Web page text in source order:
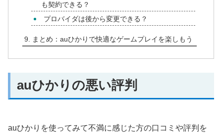
も契約できる？
プロバイダは後から変更できる？
まとめ：auひかりで快適なゲームプレイを楽しもう
auひかりの悪い評判
auひかりを使ってみて不満に感じた方の口コミや評判を